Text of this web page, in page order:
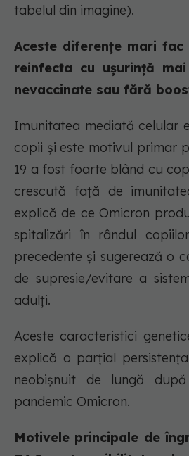
tabelul din imagine).
Aceste diferențe mari fac
reinfecta cu ușurință
nevaccinate sau fără
Imunitatea mediată celular
copii și este motivul primar
19 a fost foarte blând cu
crescută față de
explică de ce Omicron
spitalizări în rândul
precedente și sugerează o
de supresie/evitare a
adulți.
Aceste caracteristici
explică o parțial
neobișnuit de lungă
pandemic Omicron.
Motivele principale de